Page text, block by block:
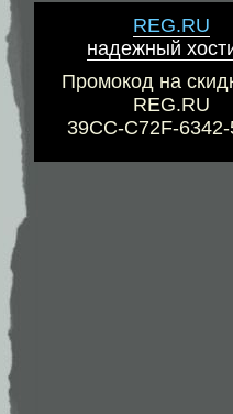
REG.RU
надежный
Промокод на
REG.RU
39CC-C72F-